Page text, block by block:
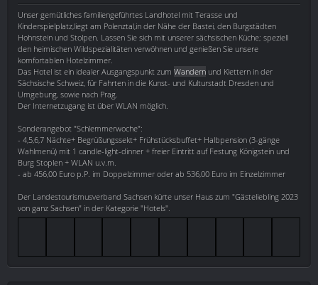
Unser gemütliches familiengeführtes Landhotel mit Terasse und
Kinderspielplatz,liegt am Polenztal,in der Nähe der Bastei, den Burgstädten
Hohnstein und Stolpen. Lassen Sie sich mit unserer sächsischen Küche; speziell
den heimischen Wildspezialitäten verwöhnen und genießen Sie unsere
komfortablen Hotelzimmer.
Das Hotel ist ein idealer Ausgangspunkt zum Wandern und Klettern in der
Sächsische Schweiz, für Fahrten in die Kunst- und Kulturstadt Dresden und
Umgebung, sowie nach Prag.
Der Internetzugang ist über WLAN möglich.
Sonderangebot "Schlemmerwoche":
- 4,5,6,7 Nächte+ Begrüßungssekt+ Frühstücksbuffet+ Halbpension (3-gänge
Wahlmenü) mit 1 candle-light-dinner + freier Eintritt auf Festung Königstein und
Burg Stoplen + WLAN u.v.m.
- ab 456,00 Euro p.P. im Doppelzimmer oder ab 536,00 Euro im Einzelzimmer
Der Landestourismusverband Sachsen kürte unser Haus zum "Gästeliebling 2023
von ganz Sachsen" in der Kategorie "Hotels".